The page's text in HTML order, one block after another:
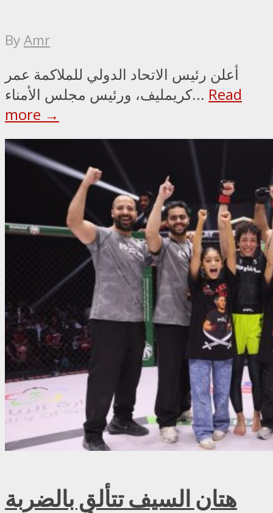
ByAmr
أعلن رئيس الاتحاد الدولي للملاكمة عمر
كريمليف، ورئيس مجلس الأمناء... Read
more →
هتان السيف تتألق بالضربة